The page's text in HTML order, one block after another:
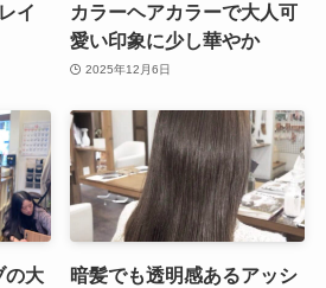
イ
カラーヘアカラーで大人可
愛い印象に少し華やか
2025年12月6日
の大
暗髪でも透明感あるアッシ